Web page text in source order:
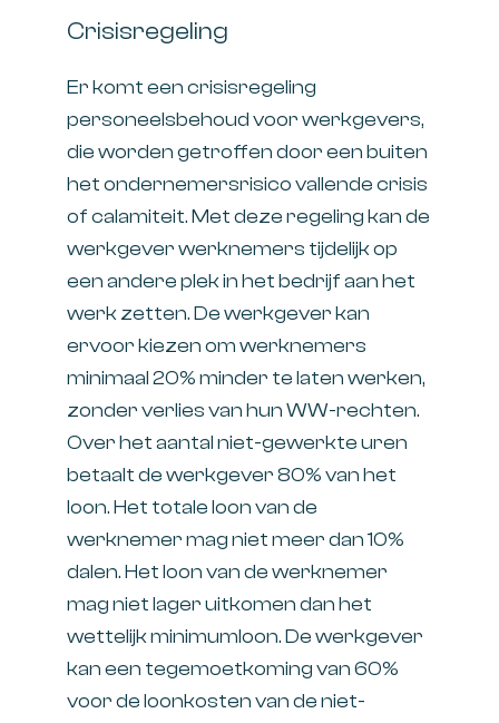
Crisisregeling
Er komt een crisisregeling
personeelsbehoud voor werkgevers,
die worden getroffen door een buiten
het ondernemersrisico vallende crisis
of calamiteit. Met deze regeling kan de
werkgever werknemers tijdelijk op
een andere plek in het bedrijf aan het
werk zetten. De werkgever kan
ervoor kiezen om werknemers
minimaal 20% minder te laten werken,
zonder verlies van hun WW-rechten.
Over het aantal niet-gewerkte uren
betaalt de werkgever 80% van het
loon. Het totale loon van de
werknemer mag niet meer dan 10%
dalen. Het loon van de werknemer
mag niet lager uitkomen dan het
wettelijk minimumloon. De werkgever
kan een tegemoetkoming van 60%
voor de loonkosten van de niet-